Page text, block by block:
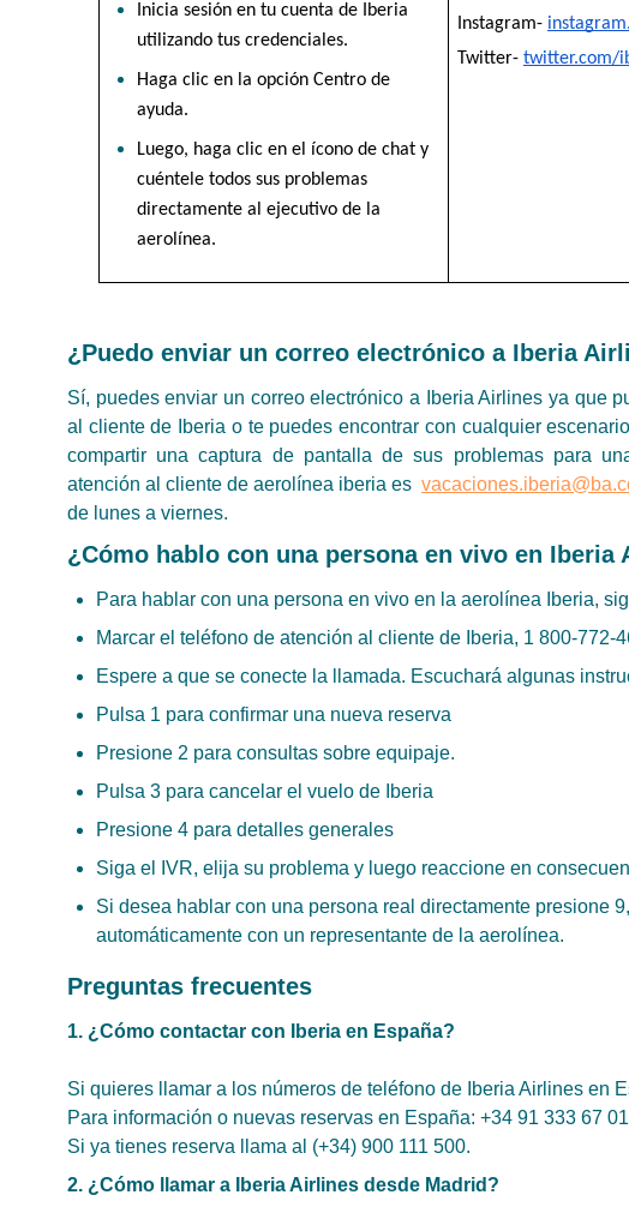
Inicia sesión en tu cuenta de Iberia
utilizando tus credenciales.
Haga clic en la opción Centro de
ayuda.
Luego, haga clic en el ícono de chat y
cuéntele todos sus problemas
directamente al ejecutivo de la
aerolínea.
Instagram-
Twitter- twitter.com/
¿Puedo enviar un correo electrónico a Iberia
Sí, puedes enviar un correo electrónico a Iberia Airlines ya que
al cliente de Iberia o te puedes encontrar con cualquier
compartir una captura de pantalla de sus problemas para
atención al cliente de aerolínea iberia es
de lunes a viernes.
¿Cómo hablo con una persona en vivo en Iberia
Para hablar con una persona en vivo en la aerolínea Iberia,
Marcar el teléfono de atención al cliente de Iberia, 1 800-772-
Espere a que se conecte la llamada. Escuchará algunas
Pulsa 1 para confirmar una nueva reserva
Presione 2 para consultas sobre equipaje.
Pulsa 3 para cancelar el vuelo de Iberia
Presione 4 para detalles generales
Siga el IVR, elija su problema y luego reaccione en
Si desea hablar con una persona real directamente presione
automáticamente con un representante de la aerolínea.
Preguntas frecuentes
1. ¿Cómo contactar con Iberia en España?
Si quieres llamar a los números de teléfono de Iberia Airlines en
Para información o nuevas reservas en España: +34 91 333 67 01
Si ya tienes reserva llama al (+34) 900 111 500.
2. ¿Cómo llamar a Iberia Airlines desde Madrid?